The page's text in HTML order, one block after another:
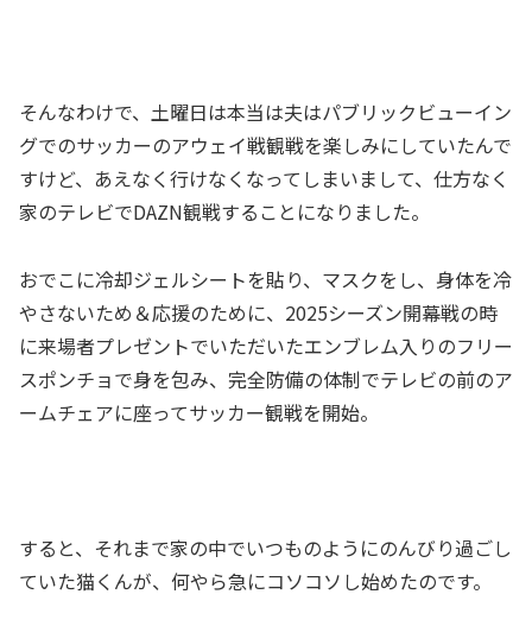
そんなわけで、土曜日は本当は夫はパブリックビューイン
グでのサッカーのアウェイ戦観戦を楽しみにしていたんで
すけど、あえなく行けなくなってしまいまして、仕方なく
家のテレビでDAZN観戦することになりました。
おでこに冷却ジェルシートを貼り、マスクをし、身体を冷
やさないため＆応援のために、2025シーズン開幕戦の時
に来場者プレゼントでいただいたエンブレム入りのフリー
スポンチョで身を包み、完全防備の体制でテレビの前のア
ームチェアに座ってサッカー観戦を開始。
すると、それまで家の中でいつものようにのんびり過ごし
ていた猫くんが、何やら急にコソコソし始めたのです。